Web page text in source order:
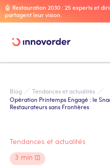
🤖 Restauration 2030 : 25 experts et
partagent leur vision.
Blog
Tendances et actualités
Opération Printemps Engagé : le
Restaurateurs sans Frontières
Tendances et actualités
3 min